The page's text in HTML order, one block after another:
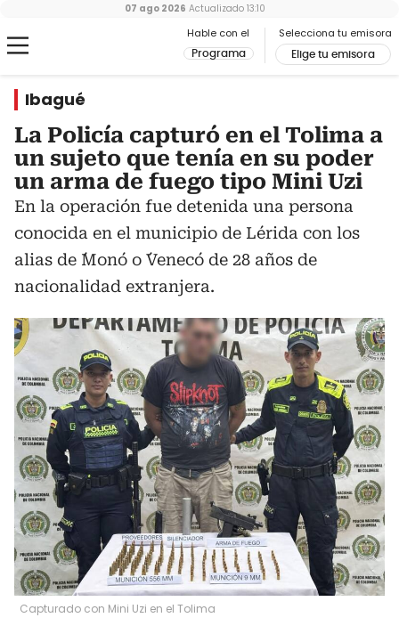
Hable con el
Programa
Selecciona tu emisora
Elige tu emisora
07 ago 2026 Actualizado 13:10
Ibagué
La Policía capturó en el Tolima a
un sujeto que tenía en su poder
un arma de fuego tipo Mini Uzi
En la operación fue detenida una persona
conocida en el municipio de Lérida con los
alias de ´Mono´ o ´Veneco´ de 28 años de
nacionalidad extranjera.
Capturado con Mini Uzi en el Tolima